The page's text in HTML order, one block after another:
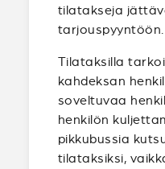
tilatakseja
tarjouspyyntöön.
Tilataksilla
kahdeksan
soveltuvaa
henkilön
pikkubussia
tilataksiksi,